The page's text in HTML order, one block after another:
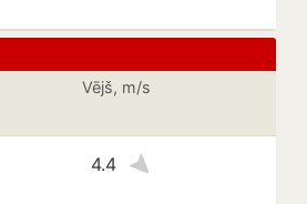
Vējš, m/s
4.4